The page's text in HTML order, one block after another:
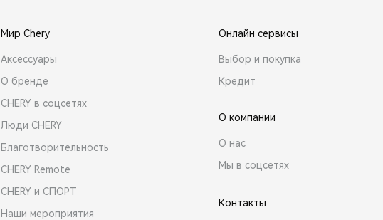
Мир Chery
Аксессуары
О бренде
CHERY в соцсетях
Люди CHERY
Благотворительность
CHERY Remote
CHERY и СПОРТ
Наши мероприятия
Онлайн сервисы
Выбор и покупка
Кредит
О компании
О нас
Мы в соцсетях
Контакты